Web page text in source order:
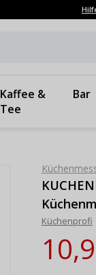
Kaffee &
Tee
Bar
Küchenprofi